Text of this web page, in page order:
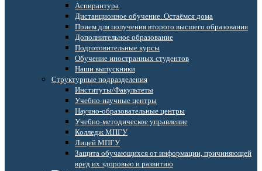
Аспирантура
Дистанционное обучение. Остаёмся дома
Прием для получения второго высшего образования
Дополнительное образование
Подготовительные курсы
Обучение иностранных студентов
Наши выпускники
Структурные подразделения
Институты/Факультеты
Учебно-научные центры
Научно-образовательные центры
Учебно-методическое управление
Колледж МПГУ
Лицей МПГУ
Защита обучающихся от информации, причиняющей
вред их здоровью и развитию